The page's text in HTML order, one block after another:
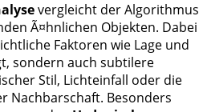
vergleicht der Algorithmus
Ã¤hnlichen Objekten. Dabei
Faktoren wie Lage und
sondern auch subtilere
Stil, Lichteinfall oder die
Nachbarschaft. Besonders